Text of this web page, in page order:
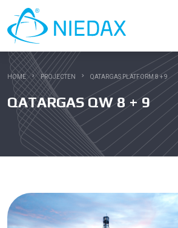
HOME PROJECTEN QATARGAS PLATFORM 8 + 9
QATARGAS QW 8 + 9